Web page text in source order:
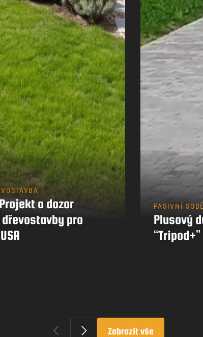
Průvodce stavbou
O ateliéru
Řekli o nás
Kontakty
a dozor
pro
PASIVNÍ
Plusový
“Tripod+”
Zobrazit vše